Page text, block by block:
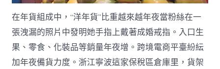
在年貨組成中，“洋年貨”比重越來越年夜當粉絲在一
張洩漏的照片中發明她手指上戴著成婚戒指。入口生
果、零食、化裝品等銷量年夜增。跨境電商平臺紛紜
加年夜備貨力度。浙江寧波這家保稅區倉庫里，貨架